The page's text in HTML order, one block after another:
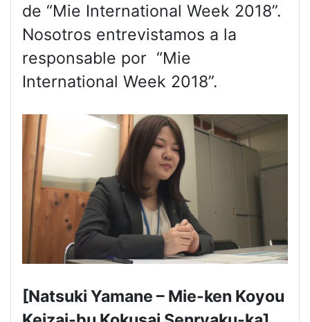
de “Mie International Week 2018”.
Nosotros entrevistamos a la
responsable por “Mie
International Week 2018”.
[Natsuki Yamane – Mie-ken Koyou